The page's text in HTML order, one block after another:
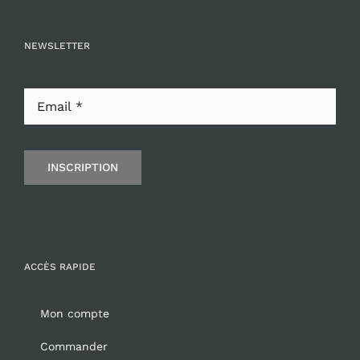
NEWSLETTER
INSCRIPTION
ACCÈS RAPIDE
Mon compte
Commander